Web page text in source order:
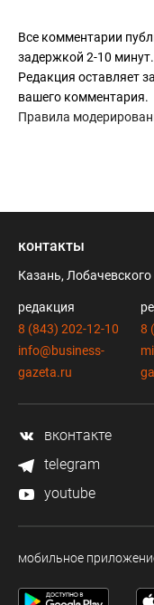
Все комментарии
задержкой 2-10 минут.
Редакция оставляет
вашего комментария.
Правила
контакты
Казань, Лобачевского
редакция
8 (843) 202-12-10
info@business-
gazeta.ru
8
вконтакте
telegram
youtube
мобильное